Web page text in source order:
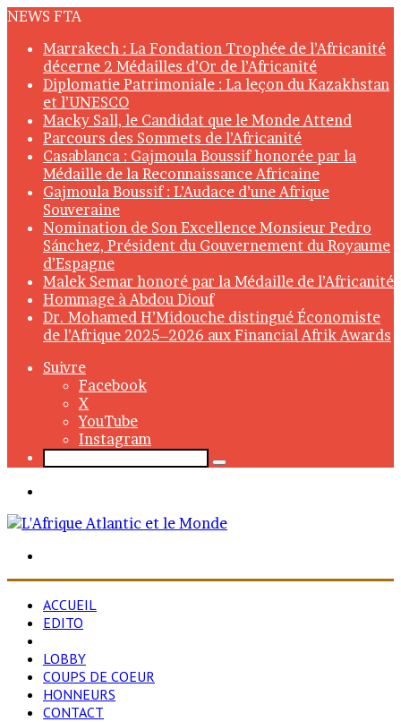
NEWS FTA
Marrakech : La Fondation Trophée de l’Africanité
décerne 2 Médailles d’Or de l’Africanité
Diplomatie Patrimoniale : La leçon du Kazakhstan
et l’UNESCO
Macky Sall, le Candidat que le Monde Attend
Parcours des Sommets de l’Africanité
Casablanca : Gajmoula Boussif honorée par la
Médaille de la Reconnaissance Africaine
Gajmoula Boussif : L’Audace d’une Afrique
Souveraine
Nomination de Son Excellence Monsieur Pedro
Sánchez, Président du Gouvernement du Royaume
d’Espagne
Malek Semar honoré par la Médaille de l’Africanité
Hommage à Abdou Diouf
Dr. Mohamed H’Midouche distingué Économiste
de l’Afrique 2025–2026 aux Financial Afrik Awards
Suivre
Facebook
X
YouTube
Instagram
Rechercher
ACCUEIL
EDITO
LOBBY
COUPS DE COEUR
HONNEURS
CONTACT